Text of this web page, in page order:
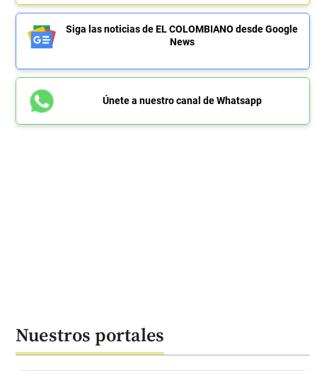
Siga las noticias de EL COLOMBIANO desde Google
News
Únete a nuestro canal de Whatsapp
Nuestros portales